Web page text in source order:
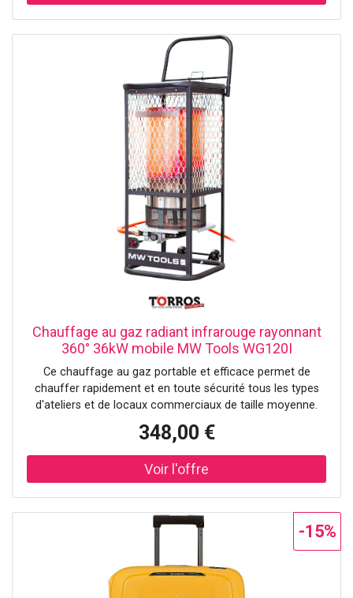
Compartiment inférieur Compartiment supérieur 2
Volume : 88 L Poids moyen des bagages : Env. 15 kg Poids
: 3.8 kg Nom de la couleur : Radiant Yellow Les coques
sont composées d'au moins 70 % de polypropylène
recyclé post-consommation, qui fait partie de notre
initiative Recyclex™ Material Technology. La doublure
intérieure et la sangle intérieure sont composées
respectivement de 97 % et 100 % de PET recyclé, qui fait
partie de notre initiative Recyclex™ Material Technology.
Le revêtement et le matériau de support sont fabriqués à
partir de nouveaux matériaux. La doublure intérieure et le
tissu intérieur sont fabriqués à partir de la valeur de 14
bouteilles en PET recyclées (0,5 l - 20 g). Les coques sont
fabriquées avec l'équivalent de 383 pots de yaourt de 4 g.
Chauffage au gaz radiant infrarouge rayonnant
360° 36kW mobile MW Tools WG120I
Ce chauffage au gaz portable et efficace permet de
chauffer rapidement et en toute sécurité tous les types
d'ateliers et de locaux commerciaux de taille moyenne.
Convient également à un usage extérieur. Léger, mais
néanmoins très solide avec un cadre en acier et des grilles
de protection. Avantages : Puissance 36,6 kW Chaleur
radiante à 360° tout autour. Cette couverture à 360° est
beaucoup de passage, comme les chantiers de
construction, les ateliers, les événements intérieurs et
extérieurs Agréable rayonnement infrarouge. La douce
lueur de ces chauffages réchauffe la peau comme le
soleil, grâce à un rayonnement infrarouge confortable,
348,00 €
-15%